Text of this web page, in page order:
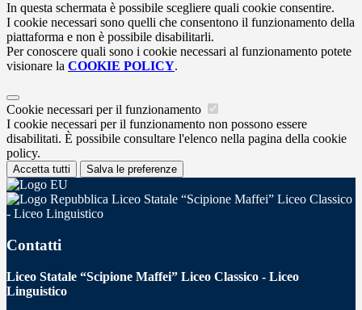
In questa schermata è possibile scegliere quali cookie consentire.
I cookie necessari sono quelli che consentono il funzionamento della
piattaforma e non è possibile disabilitarli.
Per conoscere quali sono i cookie necessari al funzionamento potete
visionare la COOKIE POLICY.
Cookie necessari per il funzionamento
I cookie necessari per il funzionamento non possono essere
disabilitati. È possibile consultare l'elenco nella pagina della cookie
policy.
Accetta tutti Salva le preferenze
Liceo Statale “Scipione Maffei” Liceo Classico
- Liceo Linguistico
Contatti
Liceo Statale “Scipione Maffei” Liceo Classico - Liceo
Linguistico